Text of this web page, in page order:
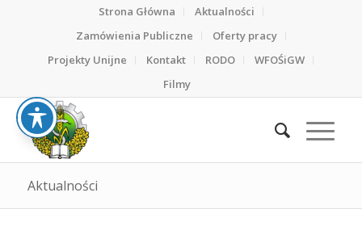
Strona Główna
Aktualności
Zamówienia Publiczne
Oferty pracy
Projekty Unijne
Kontakt RODO
WFOŚiGW
Filmy
Aktualności